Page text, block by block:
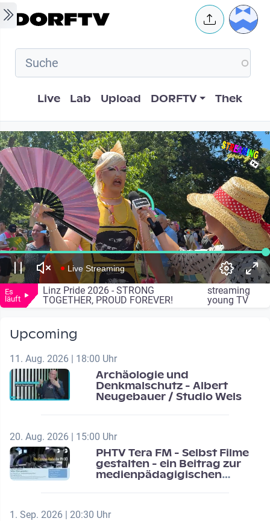
Skip to main content User
Hauptnavigation
Live Lab Upload DORFTV Thek
Live Streaming
Es
läuft
Linz Pride 2026 - STRONG
TOGETHER, PROUD FOREVER!
streaming
young TV
Upcoming
11. Aug. 2026 | 18:00 Uhr
Archäologie und
Denkmalschutz - Albert
Neugebauer / Studio Wels
20. Aug. 2026 | 15:00 Uhr
PHTV Tera FM - Selbst Filme
gestalten - ein Beitrag zur
medienpädagigischen
1. Sep. 2026 | 20:30 Uhr